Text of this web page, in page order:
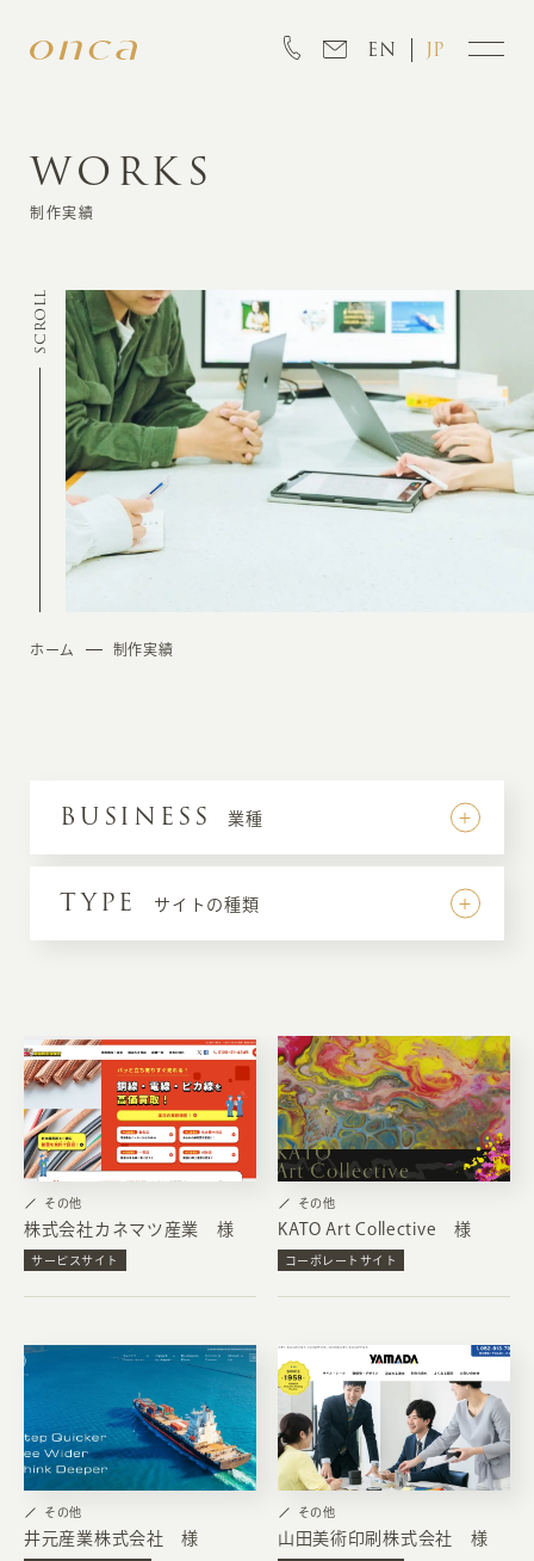
EN JP
INFORMATION
CREATION
MARKETING
WORKS
制作実績
SCROLL
ホーム 制作実績
BUSINESS 業種
TYPE サイトの種類
その他
株式会社カネマツ産業 様
サービスサイト
その他
KATO Art Collective 様
コーポレートサイト
その他
井元産業株式会社 様
その他
山田美術印刷株式会社 様